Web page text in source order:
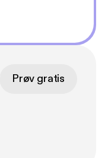
Prøv gratis